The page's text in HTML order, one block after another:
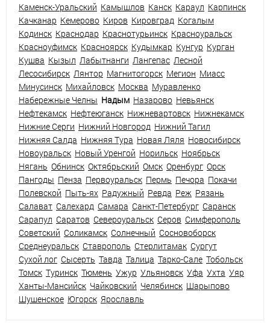
Каменск-Уральский Камышлов Канск Караул Карпинск
Качканар Кемерово Киров Кировград Когалым
Кодинск Краснодар Краснотурьинск Красноуральск
Красноуфимск Красноярск Кудымкар Кунгур Курган
Кушва Кызыл Лабытнанги Лангепас Лесной
Лесосибирск Лянтор Магнитогорск Мегион Миасс
Минусинск Михайловск Москва Муравленко
Набережные Челны Надым Назарово Невьянск
Нефтекамск Нефтеюганск Нижневартовск Нижнекамск
Нижние Серги Нижний Новгород Нижний Тагил
Нижняя Салда Нижняя Тура Новая Ляля Новосибирск
Новоуральск Новый Уренгой Норильск Ноябрьск
Нягань Обнинск Октябрьский Омск Оренбург Орск
Пангоды Пенза Первоуральск Пермь Печора Покачи
Полевской Пыть-ях Радужный Ревда Реж Рязань
Салават Салехард Самара Санкт-Петербург Саранск
Сарапул Саратов Североуральск Серов Симферополь
Советский Соликамск Солнечный Сосновоборск
Среднеуральск Ставрополь Стерлитамак Сургут
Сухой лог Сысерть Тавда Талица Тарко-Сале Тобольск
Томск Туринск Тюмень Ужур Ульяновск Уфа Ухта Уяр
Ханты-Мансийск Чайковский Челябинск Шарыпово
Шушенское Югорск Ярославль